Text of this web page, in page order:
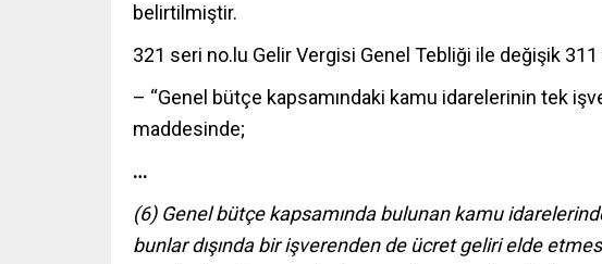
belirtilmiştir.
321 seri no.lu Gelir Vergisi Genel Tebliği ile değişik
– “Genel bütçe kapsamındaki kamu idarelerinin tek
maddesinde;
…
(6) Genel bütçe kapsamında bulunan kamu
bunlar dışında bir işverenden de ücret geliri elde